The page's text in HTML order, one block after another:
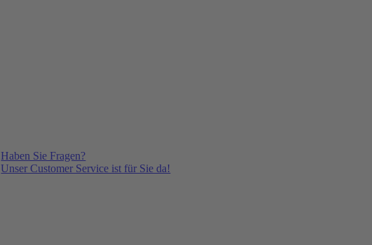
Haben Sie Fragen?
Unser Customer Service ist für Sie da!